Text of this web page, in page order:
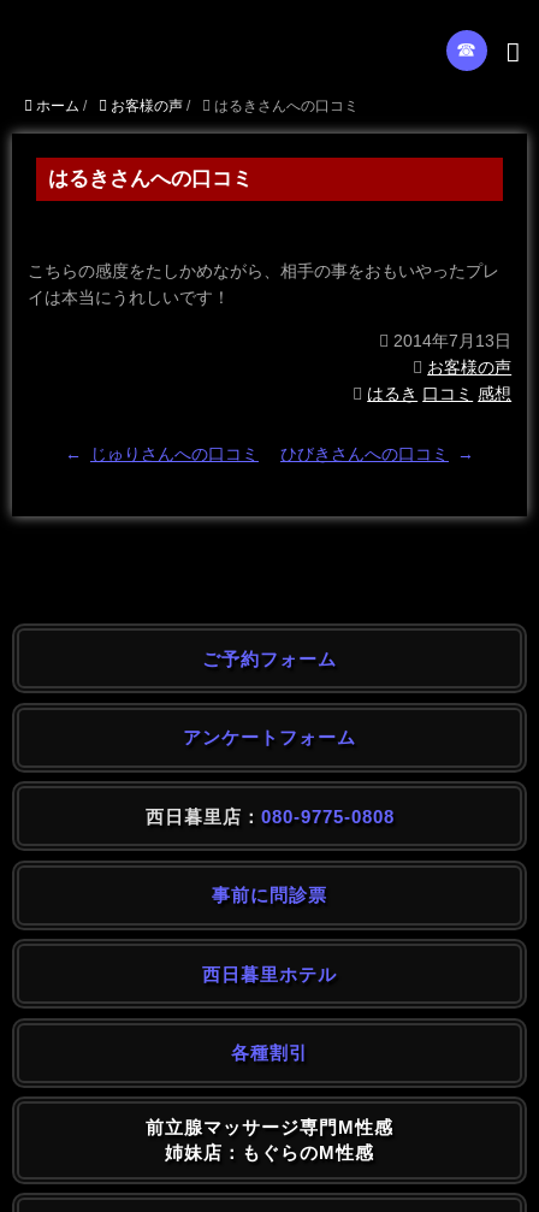
☎︎
ホーム / お客様の声 / はるきさんへの口コミ
はるきさんへの口コミ
こちらの感度をたしかめながら、相手の事をおもいやったプレ
イは本当にうれしいです！
2014年7月13日
お客様の声
はるき 口コミ 感想
← じゅりさんへの口コミ ひびきさんへの口コミ →
ご予約フォーム
アンケートフォーム
西日暮里店： 080-9775-0808
事前に問診票
西日暮里ホテル
各種割引
前立腺マッサージ専門M性感
姉妹店：もぐらのM性感